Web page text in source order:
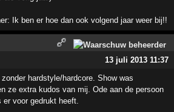
Ik ben er hoe dan ook volgend jaar weer bij!!
13 juli 2013 11:37
hardstyle/hardcore. Show was
ze extra kudos van mij. Ode aan de persoon
er voor gedrukt heeft.